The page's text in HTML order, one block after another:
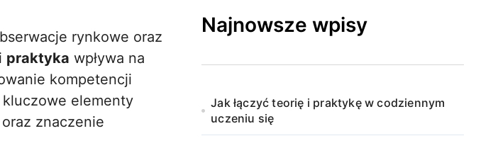
i praktyka wpływa na
kompetencji
elementy
znaczenie
Najnowsze wpisy
Jak łączyć teorię i praktykę w codziennym
uczeniu się